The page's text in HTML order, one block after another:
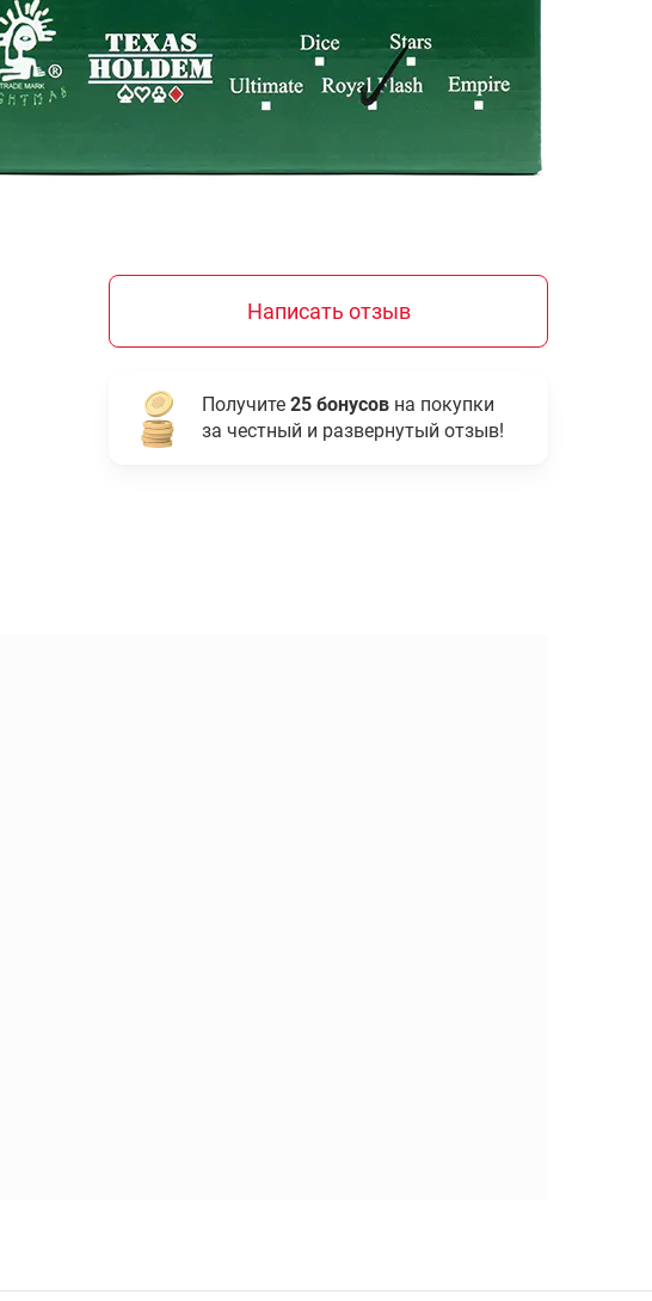
Написать отзыв
Получите 25 бонусов на покупки
за честный и развернутый отзыв!